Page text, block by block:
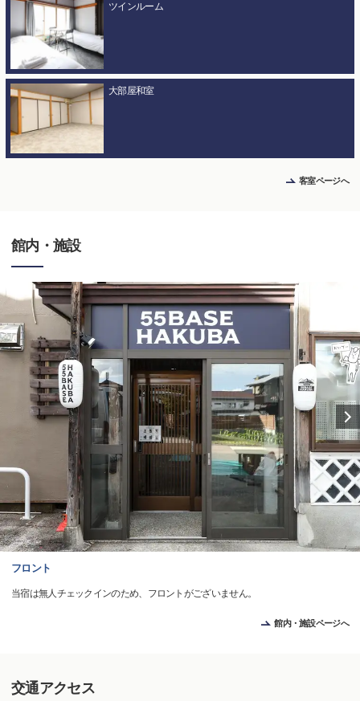
ツインルーム
大部屋和室
客室ページへ
館内・施設
フロント
当宿は無人チェックインのため、フロントがございません。
館内・施設ページへ
交通アクセス